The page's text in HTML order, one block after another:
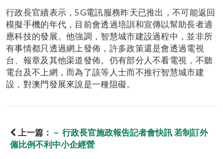
行政長官續表示，5G電訊服務昨天已推出，不可能返回
模擬手機的年代，目前會透過培訓和宣傳以幫助長者適
應科技的發展。他強調，智慧城市建設過程中，並非所
有事情都只透過網上發佈，許多政策還是會透過電視
台、報章及其他渠道發佈。仍有部分人不看電視，不聽
電台及不上網，而為了該等人士而不推行智慧城市建
設，對澳門發展來說是一種阻礙。
上一篇： － 行政長官施政報告記者會快訊 若制訂外
僱比例不利中小企經營